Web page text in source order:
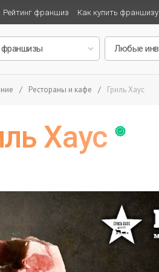
Рейтинг франшиз Как купить франшизу
/ Рестораны и кафе / Гриль Хаус
Хаус